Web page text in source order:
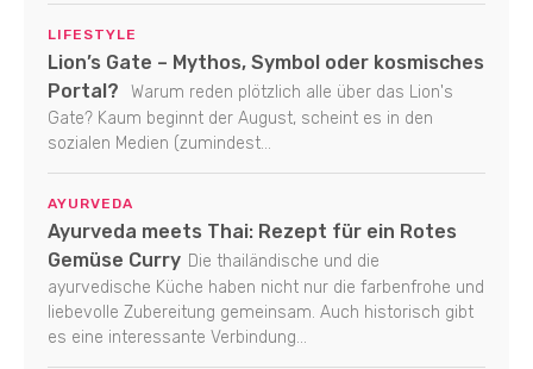
LIFESTYLE
Lion’s Gate – Mythos, Symbol oder kosmisches
Portal?
Warum reden plötzlich alle über das Lion's
Gate? Kaum beginnt der August, scheint es in den
sozialen Medien (zumindest...
AYURVEDA
Ayurveda meets Thai: Rezept für ein Rotes
Gemüse Curry Die thailändische und die
ayurvedische Küche haben nicht nur die farbenfrohe und
liebevolle Zubereitung gemeinsam. Auch historisch gibt
es eine interessante Verbindung...